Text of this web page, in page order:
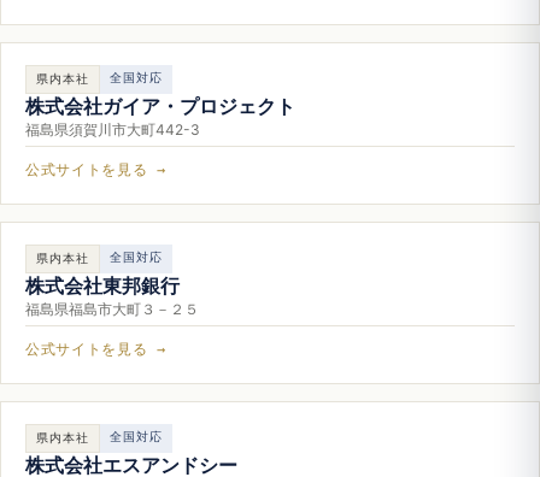
県内本社 全国対応
株式会社ガイア・プロジェクト
福島県須賀川市大町442-3
公式サイトを見る →
県内本社 全国対応
株式会社東邦銀行
福島県福島市大町３－２５
公式サイトを見る →
県内本社 全国対応
株式会社エスアンドシー